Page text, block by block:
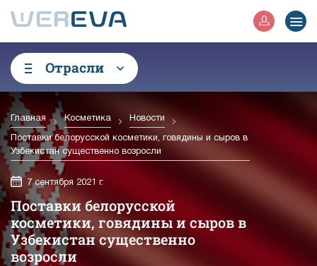
Отрасли
Главная Косметика Новости
Поставки белорусской косметики, говядины и сыров в
Узбекистан существенно возросли
7 сентября 2021 г.
Поставки белорусской
косметики, говядины и сыров в
Узбекистан существенно
возросли